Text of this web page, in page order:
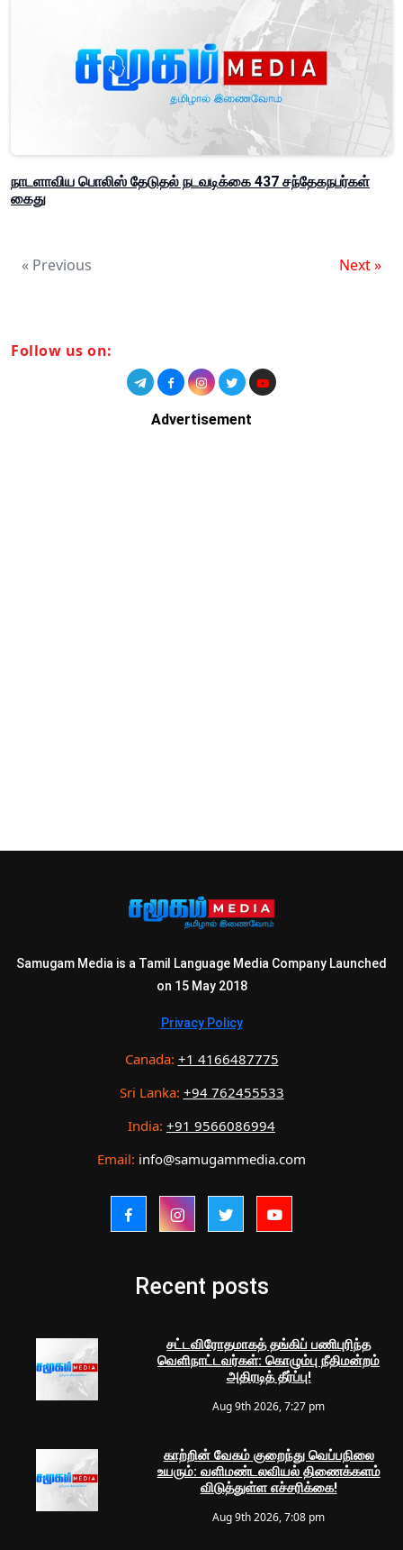
நாடளாவிய பொலிஸ் தேடுதல் நடவடிக்கை 437 சந்தேகநபர்கள்
கைது
« Previous Next »
Follow us on:
Advertisement
Samugam Media is a Tamil Language Media Company Launched
on 15 May 2018
Privacy Policy
Canada: +1 4166487775
Sri Lanka: +94 762455533
India: +91 9566086994
Email: info@samugammedia.com
Recent posts
சட்டவிரோதமாகத் தங்கிப் பணிபுரிந்த
வெளிநாட்டவர்கள்: கொழும்பு நீதிமன்றம்
அதிரடித் தீர்ப்பு!
Aug 9th 2026, 7:27 pm
காற்றின் வேகம் குறைந்து வெப்பநிலை
உயரும்: வளிமண்டலவியல் திணைக்களம்
விடுத்துள்ள எச்சரிக்கை!
Aug 9th 2026, 7:08 pm